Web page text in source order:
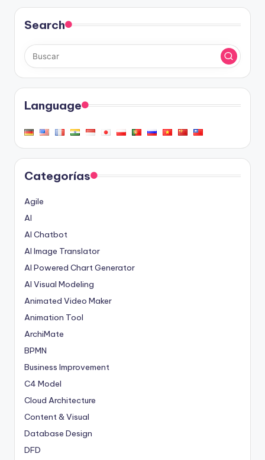
Search
Language
Categorías
Agile
AI
AI Chatbot
AI Image Translator
AI Powered Chart Generator
AI Visual Modeling
Animated Video Maker
Animation Tool
ArchiMate
BPMN
Business Improvement
C4 Model
Cloud Architecture
Content & Visual
Database Design
DFD